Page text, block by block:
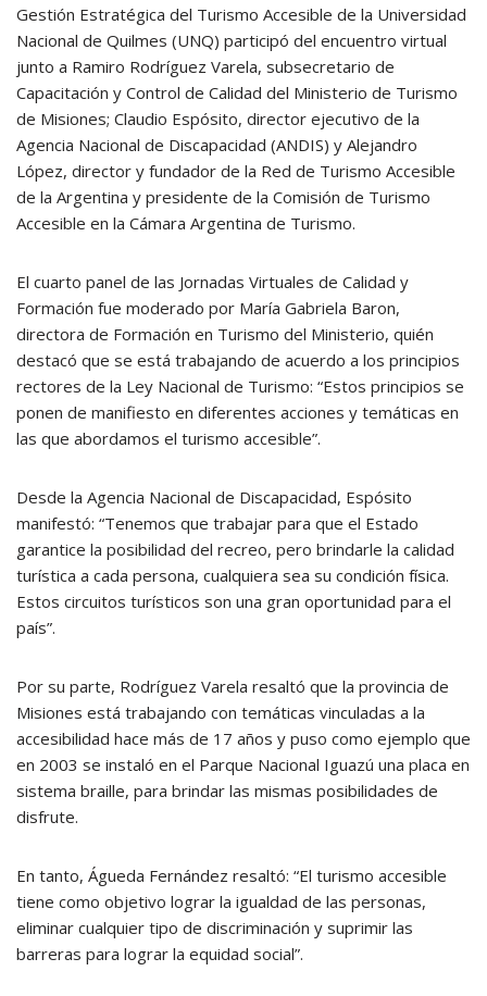
Gestión Estratégica del Turismo Accesible de la Universidad
Nacional de Quilmes (UNQ) participó del encuentro virtual
junto a Ramiro Rodríguez Varela, subsecretario de
Capacitación y Control de Calidad del Ministerio de Turismo
de Misiones; Claudio Espósito, director ejecutivo de la
Agencia Nacional de Discapacidad (ANDIS) y Alejandro
López, director y fundador de la Red de Turismo Accesible
de la Argentina y presidente de la Comisión de Turismo
Accesible en la Cámara Argentina de Turismo.
El cuarto panel de las Jornadas Virtuales de Calidad y
Formación fue moderado por María Gabriela Baron,
directora de Formación en Turismo del Ministerio, quién
destacó que se está trabajando de acuerdo a los principios
rectores de la Ley Nacional de Turismo: “Estos principios se
ponen de manifiesto en diferentes acciones y temáticas en
las que abordamos el turismo accesible”.
Desde la Agencia Nacional de Discapacidad, Espósito
manifestó: “Tenemos que trabajar para que el Estado
garantice la posibilidad del recreo, pero brindarle la calidad
turística a cada persona, cualquiera sea su condición física.
Estos circuitos turísticos son una gran oportunidad para el
país”.
Por su parte, Rodríguez Varela resaltó que la provincia de
Misiones está trabajando con temáticas vinculadas a la
accesibilidad hace más de 17 años y puso como ejemplo que
en 2003 se instaló en el Parque Nacional Iguazú una placa en
sistema braille, para brindar las mismas posibilidades de
disfrute.
En tanto, Águeda Fernández resaltó: “El turismo accesible
tiene como objetivo lograr la igualdad de las personas,
eliminar cualquier tipo de discriminación y suprimir las
barreras para lograr la equidad social”.